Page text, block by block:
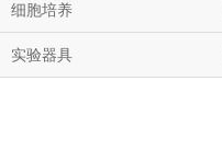
细胞培养
实验器具